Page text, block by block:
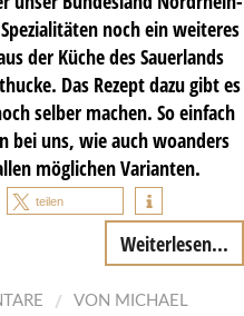
noch ein weiteres
der Küche des Sauerlands
Das Rezept dazu gibt es
selber machen. So einfach
bei uns, wie auch woanders
möglichen Varianten.
teilen
Weiterlesen...
/ VON MICHAEL